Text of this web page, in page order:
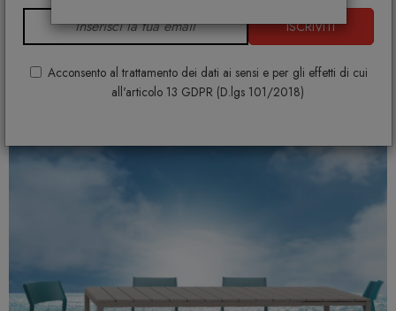
ISCRIVITI
Acconsento al trattamento dei dati ai sensi e per gli effetti di cui
all'articolo 13 GDPR (D.lgs 101/2018)
+ VARIANTI DISPONIBILI